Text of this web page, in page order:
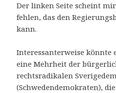
Der linken Seite scheint
fehlen, das den
kann.
Interessanterweise
eine Mehrheit der
rechtsradikalen
(Schwedendemokraten),